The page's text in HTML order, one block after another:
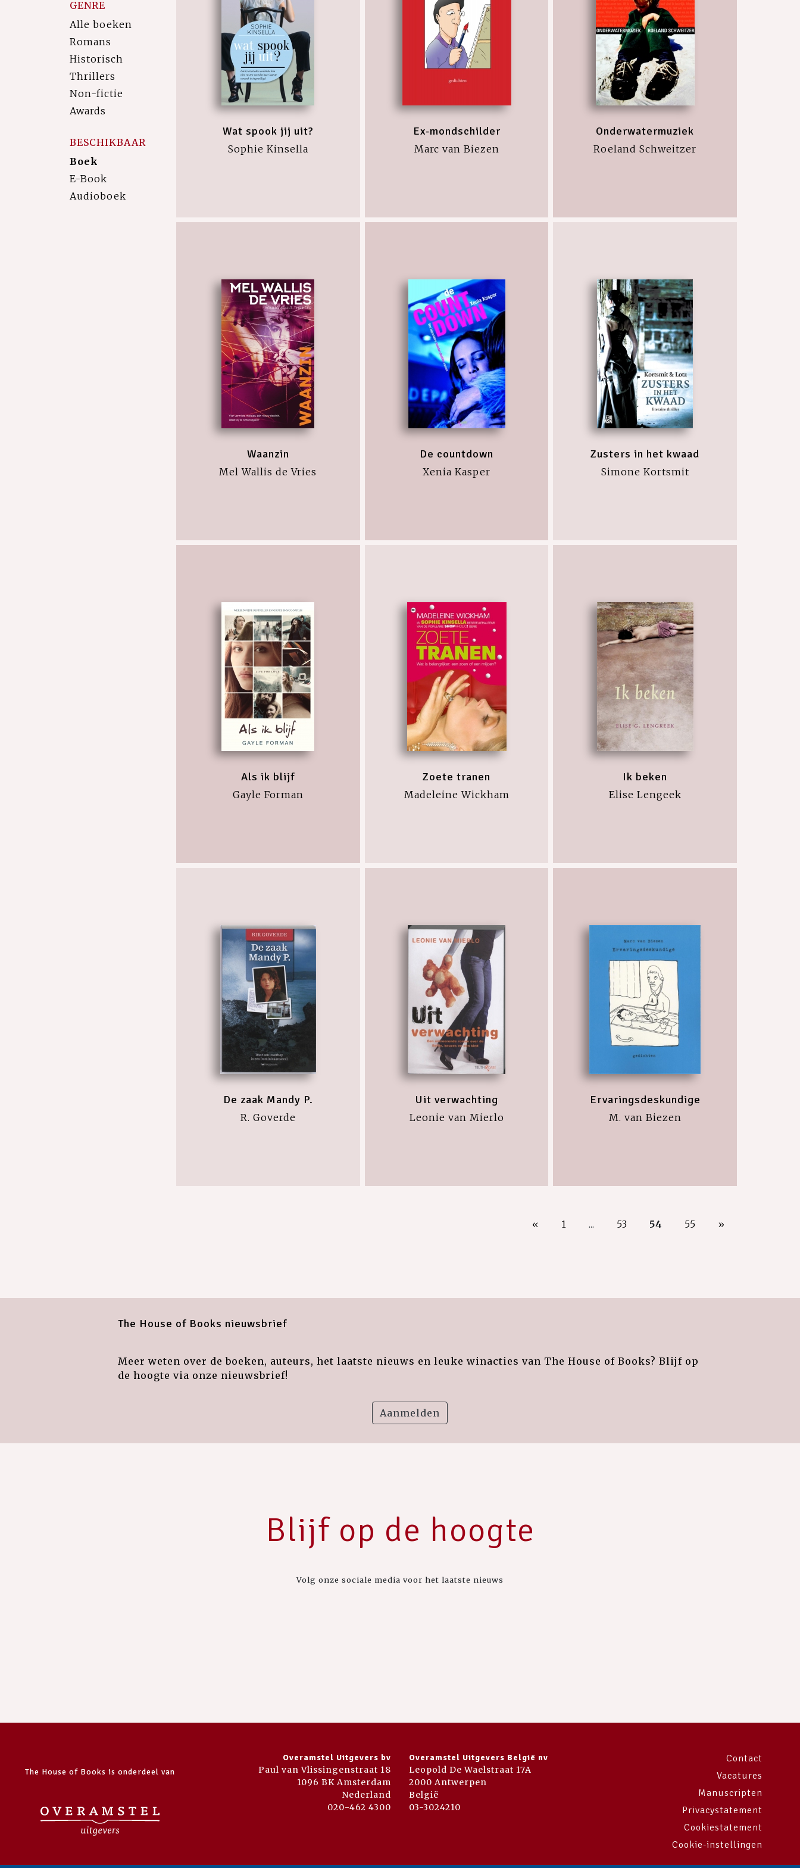
GENRE
Alle boeken
Romans
Historisch
Thrillers
Non-fictie
Awards
BESCHIKBAAR
Boek
E-Book
Audioboek
Wat spook jij uit?
Sophie Kinsella
Ex-mondschilder
Marc van Biezen
Onderwatermuziek
Roeland Schweitzer
Waanzin
Mel Wallis de Vries
De countdown
Xenia Kasper
Zusters in het kwaad
Simone Kortsmit
Als ik blijf
Gayle Forman
Zoete tranen
Madeleine Wickham
Ik beken
Elise Lengeek
De zaak Mandy P.
R. Goverde
Uit verwachting
Leonie van Mierlo
Ervaringsdeskundige
M. van Biezen
« 1 ... 53 54 55 »
The House of Books nieuwsbrief
Meer weten over de boeken, auteurs, het laatste nieuws en leuke winacties van The House of Books? Blijf op
de hoogte via onze nieuwsbrief!
Aanmelden
Blijf op de hoogte
Volg onze sociale media voor het laatste nieuws
The House of Books is onderdeel van
Overamstel Uitgevers bv
Paul van Vlissingenstraat 18
1096 BK Amsterdam
Nederland
020-462 4300
Overamstel Uitgevers België nv
Leopold De Waelstraat 17A
2000 Antwerpen
België
03-3024210
Contact
Vacatures
Manuscripten
Privacystatement
Cookiestatement
Cookie-instellingen